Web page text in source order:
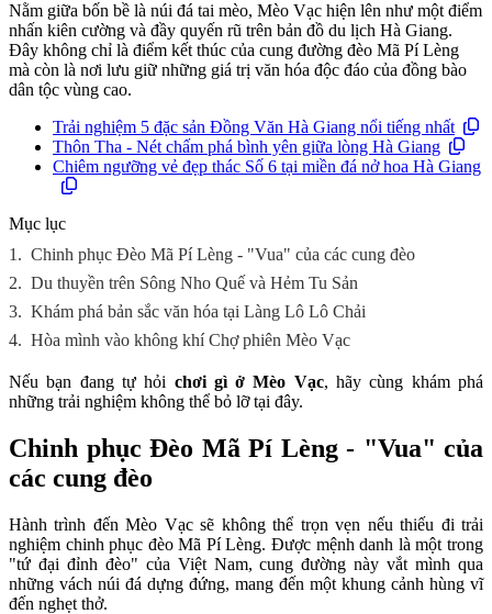
Nằm giữa bốn bề là núi đá tai mèo, Mèo Vạc hiện lên như một điểm
nhấn kiên cường và đầy quyến rũ trên bản đồ du lịch Hà Giang.
Đây không chỉ là điểm kết thúc của cung đường đèo Mã Pí Lèng
mà còn là nơi lưu giữ những giá trị văn hóa độc đáo của đồng bào
dân tộc vùng cao.
Trải nghiệm 5 đặc sản Đồng Văn Hà Giang nổi tiếng nhất
Thôn Tha - Nét chấm phá bình yên giữa lòng Hà Giang
Chiêm ngưỡng vẻ đẹp thác Số 6 tại miền đá nở hoa Hà Giang
Mục lục
1. Chinh phục Đèo Mã Pí Lèng - "Vua" của các cung đèo
2. Du thuyền trên Sông Nho Quế và Hẻm Tu Sản
3. Khám phá bản sắc văn hóa tại Làng Lô Lô Chải
4. Hòa mình vào không khí Chợ phiên Mèo Vạc
Nếu bạn đang tự hỏi chơi gì ở Mèo Vạc, hãy cùng khám phá
những trải nghiệm không thể bỏ lỡ tại đây.
Chinh phục Đèo Mã Pí Lèng - "Vua" của
các cung đèo
Hành trình đến Mèo Vạc sẽ không thể trọn vẹn nếu thiếu đi trải
nghiệm chinh phục đèo Mã Pí Lèng. Được mệnh danh là một trong
"tứ đại đỉnh đèo" của Việt Nam, cung đường này vắt mình qua
những vách núi đá dựng đứng, mang đến một khung cảnh hùng vĩ
đến nghẹt thở.